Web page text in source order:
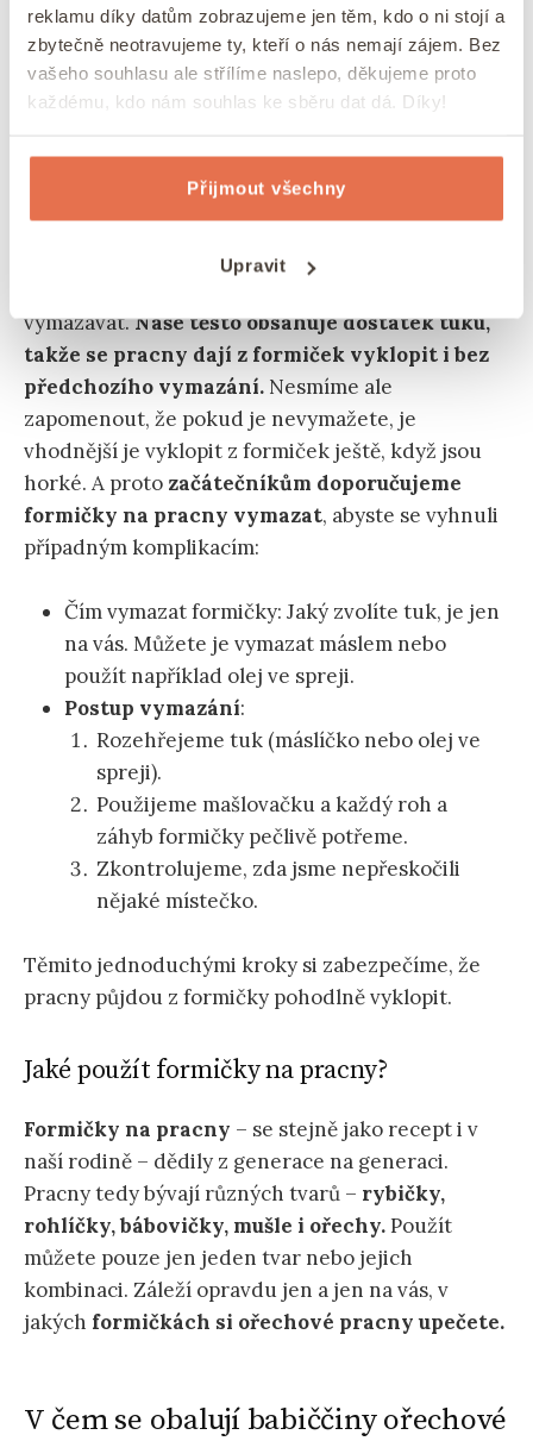
reklamu díky datům zobrazujeme jen těm, kdo o ni stojí a
zbytečně neotravujeme ty, kteří o nás nemají zájem. Bez
vašeho souhlasu ale střílíme naslepo, děkujeme proto
každému, kdo nám souhlas ke sběru dat dá. Díky!
Přijmout všechny
Upravit
Formičky na ořechové pracny doporučujeme vymazat, i
Je nutné formičky na pracny vymazat?
Při pečení ořechových pracen se někdy setkáváme
vymazávat.Naše těsto obsahuje dostatek tuku,
takže se pracny dají z formiček vyklopit i bez
předchozího vymazání. Nesmíme ale
zapomenout, že pokud je nevymažete, je
vhodnější je vyklopit z formiček ještě, když jsou
horké. A proto začátečníkům doporučujeme
formičky na pracny vymazat, abyste se vyhnuli
případným komplikacím:
Čím vymazat formičky: Jaký zvolíte tuk, je jen
na vás. Můžete je vymazat máslem nebo
použít například olej ve spreji.
Postup vymazání:
Rozehřejeme tuk (máslíčko nebo olej ve
spreji).
Použijeme mašlovačku a každý roh a
záhyb formičky pečlivě potřeme.
Zkontrolujeme, zda jsme nepřeskočili
nějaké místečko.
Těmito jednoduchými kroky si zabezpečíme, že
pracny půjdou z formičky pohodlně vyklopit.
Jaké použít formičky na pracny?
Formičky na pracny – se stejně jako recept i v
naší rodině – dědily z generace na generaci.
Pracny tedy bývají různých tvarů – rybičky,
rohlíčky, bábovičky, mušle i ořechy.Použít
můžete pouze jen jeden tvar nebo jejich
kombinaci. Záleží opravdu jen a jen na vás, v
jakých formičkách si ořechové pracny upečete.
V čem se obalují babiččiny ořechové